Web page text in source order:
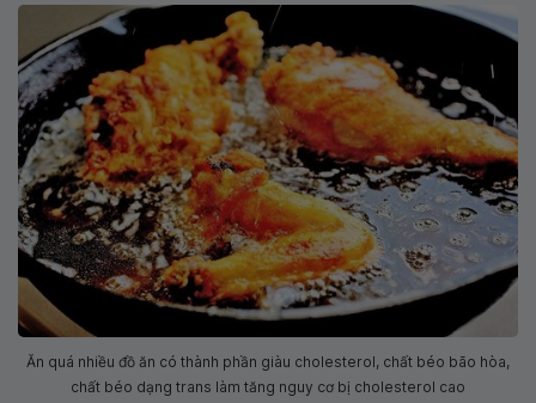
Ăn quá nhiều đồ ăn có thành phần giàu cholesterol, chất béo bão hòa,
chất béo dạng trans làm tăng nguy cơ bị cholesterol cao